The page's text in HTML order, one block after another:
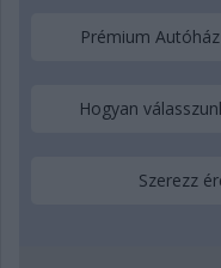
Prémium
Hogyan
Szerezz